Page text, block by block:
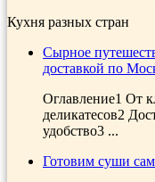
Кухня разных стран
Сырное
доставкой по
Оглавление1 От
деликатесов2
удобство3 ...
Готовим суши